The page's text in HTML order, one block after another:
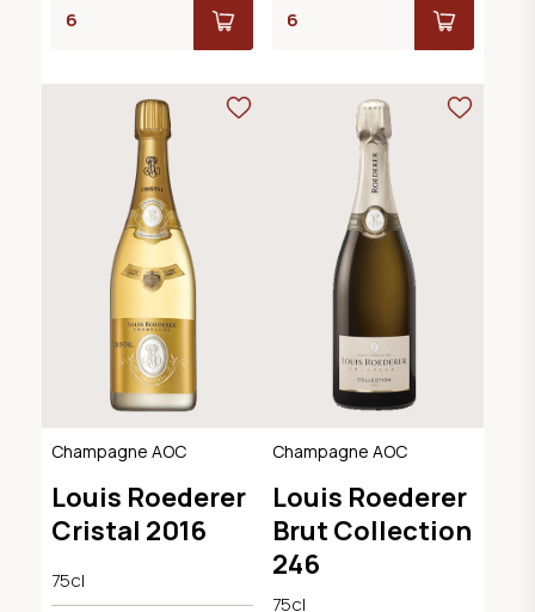
Champagne AOC
Louis Roederer
Cristal 2016
75cl
Champagne AOC
Louis Roederer
Brut Collection
246
75cl